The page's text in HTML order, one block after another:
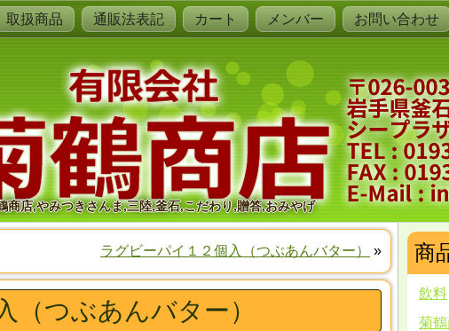
取扱商品 通販法表記 カート メンバー お問い合わせ
商店,やみつきさんま,三陸,釜石,こだわり,贈答,おみやげ
ラグビーパイ１２個入（つぶあんバター） »
（つぶあんバター）
商
飲料
菊